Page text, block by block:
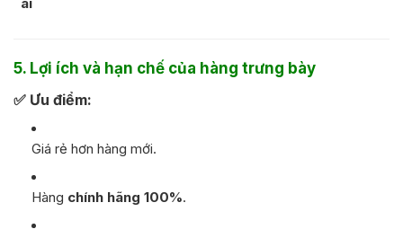
5. Lợi ích và hạn chế của hàng trưng bày
✅ Ưu điểm:
Giá rẻ hơn hàng mới.
Hàng chính hãng 100%.